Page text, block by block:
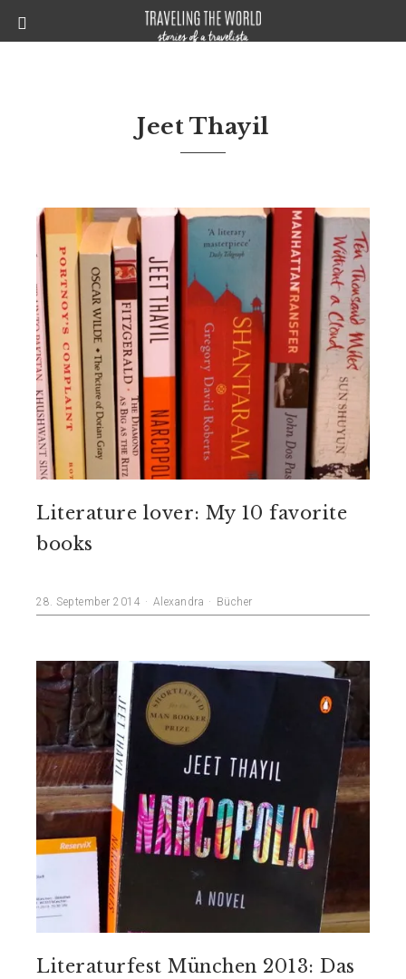
Jeet Thayil
Literature lover: My 10 favorite
books
28. September 2014 Alexandra Bücher
Literaturfest München 2013: Das